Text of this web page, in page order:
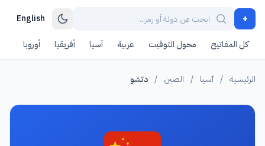
+
English
كل المفاتيح محول التوقيت عربية آسيا أفريقيا أوروبا
الرئيسية / آسيا / الصين / دتشو